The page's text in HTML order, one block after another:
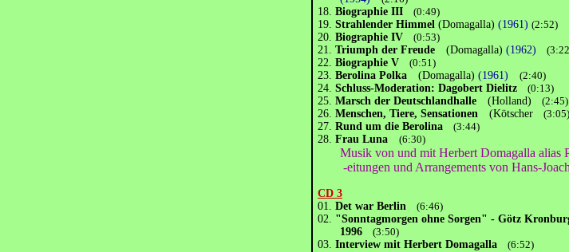
18.Biographie III (0:49)
19. Strahlender Himmel (Domagalla)(1961) (2:52)
20.Biographie IV (0:53)
21.Triumph der Freude (Domagalla)(1962)
22.Biographie V (0:51)
23.Berolina Polka(Domagalla)(1961)(2:40)
24.Schluss-Moderation: Dagobert Dielitz (0:13)
25.Marsch der Deutschlandhalle (Holland) (2:45)
26.Menschen, Tiere, Sensationen(Kötscher (3:05)
27.Rund um die Berolina (3:44)
28.Frau Luna (6:30)
Musik von und mit Herbert Domagalla alias
-eitungen und Arrangements von Hans-
CD 3
01. Det war Berlin (6:46)
02. "Sonntagmorgen ohne Sorgen" - Götz
1996 (3:50)
03.Interview mit Herbert Domagalla (6:52)